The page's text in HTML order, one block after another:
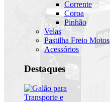
Corrente
Coroa
Pinhão
Velas
Pastilha Freio Motos
Acessórios
Destaques